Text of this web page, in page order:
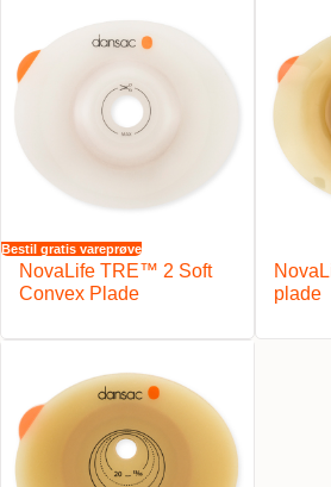
Bestil gratis vareprøve
NovaLife TRE™ 2 Soft
Convex Plade
plade